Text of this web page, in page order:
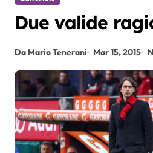
Due valide
Da Mario Tenerani Mar 15, 2015